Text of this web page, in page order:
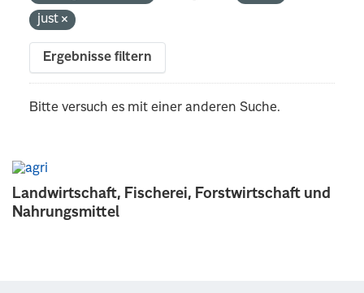
Landwirtschaft, Fischerei, Forstwirtschaft und
Nahrungsmittel
just
Ergebnisse filtern
Bitte versuch es mit einer anderen Suche.